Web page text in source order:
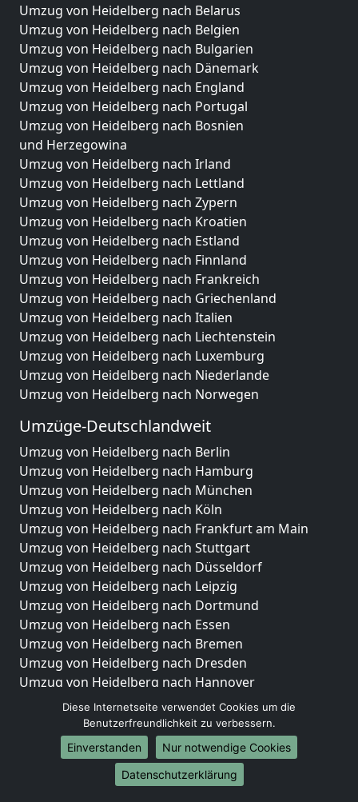
Umzug von Heidelberg nach Belarus
Umzug von Heidelberg nach Belgien
Umzug von Heidelberg nach Bulgarien
Umzug von Heidelberg nach Dänemark
Umzug von Heidelberg nach England
Umzug von Heidelberg nach Portugal
Umzug von Heidelberg nach Bosnien
und Herzegowina
Umzug von Heidelberg nach Irland
Umzug von Heidelberg nach Lettland
Umzug von Heidelberg nach Zypern
Umzug von Heidelberg nach Kroatien
Umzug von Heidelberg nach Estland
Umzug von Heidelberg nach Finnland
Umzug von Heidelberg nach Frankreich
Umzug von Heidelberg nach Griechenland
Umzug von Heidelberg nach Italien
Umzug von Heidelberg nach Liechtenstein
Umzug von Heidelberg nach Luxemburg
Umzug von Heidelberg nach Niederlande
Umzug von Heidelberg nach Norwegen
Umzüge-Deutschlandweit
Umzug von Heidelberg nach Berlin
Umzug von Heidelberg nach Hamburg
Umzug von Heidelberg nach München
Umzug von Heidelberg nach Köln
Umzug von Heidelberg nach Frankfurt am Main
Umzug von Heidelberg nach Stuttgart
Umzug von Heidelberg nach Düsseldorf
Umzug von Heidelberg nach Leipzig
Umzug von Heidelberg nach Dortmund
Umzug von Heidelberg nach Essen
Umzug von Heidelberg nach Bremen
Umzug von Heidelberg nach Dresden
Umzug von Heidelberg nach Hannover
Umzug von Heidelberg nach Nürnberg
Umzug von Heidelberg nach Duisburg
Umzug von Heidelberg nach Bochum
Umzug von Heidelberg nach Wuppertal
Umzug von Heidelberg nach Bielefeld
Diese Internetseite verwendet Cookies um die
Benutzerfreundlichkeit zu verbessern.
Einverstanden
Nur notwendige Cookies
Datenschutzerklärung